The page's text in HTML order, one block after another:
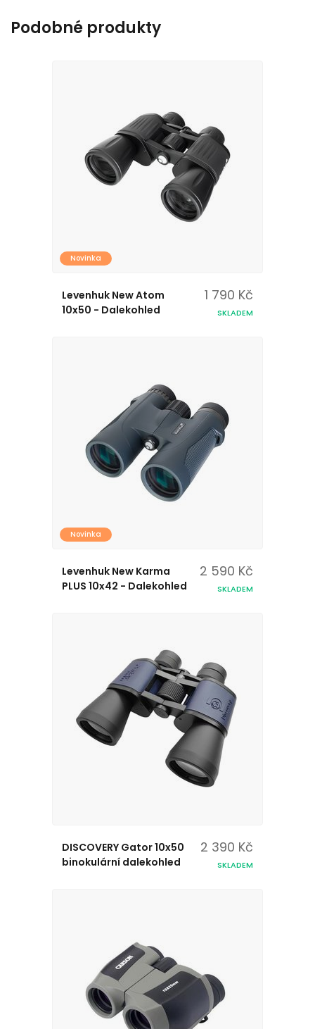
Podobné produkty
Novinka
Levenhuk New Atom
10x50 - Dalekohled
1 790 Kč
SKLADEM
Novinka
Levenhuk New Karma
PLUS 10x42 - Dalekohled
2 590 Kč
SKLADEM
DISCOVERY Gator 10x50
binokulární dalekohled
2 390 Kč
SKLADEM